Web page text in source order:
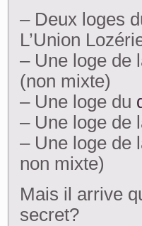
– Deux loges
L’Union
– Une loge de
(non mixte)
– Une loge du
– Une loge de
– Une loge de
non mixte)
Mais il arrive
secret?